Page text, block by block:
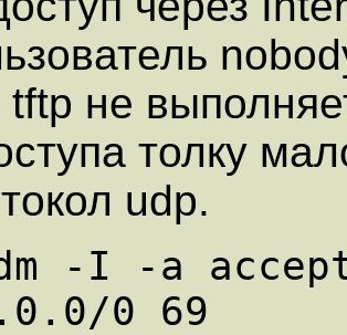
не
толку
udp.
-I -a
0 69